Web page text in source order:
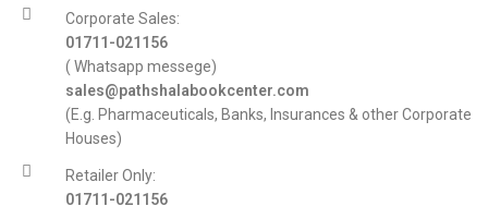
Corporate Sales:
01711-021156
( Whatsapp messege)
sales@pathshalabookcenter.com
(E.g. Pharmaceuticals, Banks, Insurances & other Corporate
Houses)
Retailer Only:
01711-021156